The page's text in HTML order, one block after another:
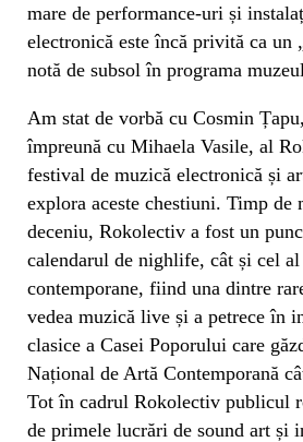
mare de performance-uri și
electronică este încă privită ca un
notă de subsol în programa
Am stat de vorbă cu Cosmin
împreună cu Mihaela Vasile, al
festival de muzică electronică și
explora aceste chestiuni. Timp de
deceniu, Rokolectiv a fost un
calendarul de nighlife, cât și cel al
contemporane, fiind una dintre
vedea muzică live și a petrece în
clasice a Casei Poporului care
Național de Artă Contemporană
Tot în cadrul Rokolectiv publicul
de primele lucrări de sound art și